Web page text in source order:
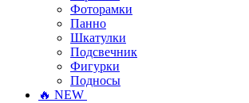
Фоторамки
Панно
Шкатулки
Подсвечник
Фигурки
Подносы
🔥 NEW